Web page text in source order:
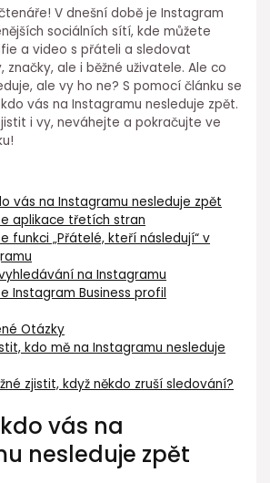
V dnešní době je Instagram
sociálních sítí, kde můžete
a video s přáteli a sledovat
ale i běžné uživatele. Ale co
ale vy ho ne? S pomocí článku se
vás na Instagramu nesleduje zpět.
i vy, neváhejte a pokračujte ve
vás na Instagramu nesleduje zpět
aplikace třetích stran
funkci „Přátelé, kteří následují“ v
na Instagramu
Instagram Business profil
Otázky
kdo mě na Instagramu nesleduje
zjistit, když někdo zruší sledování?
vás na
nesleduje zpět